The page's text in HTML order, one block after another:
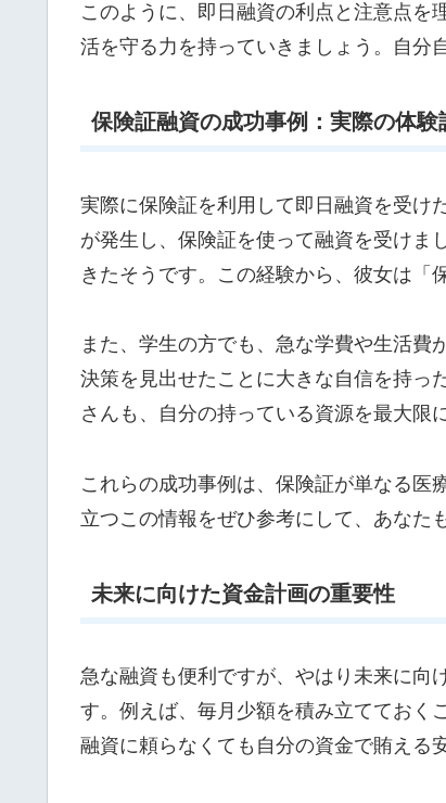
このように、即日融資の利点と注意点を
活を守る力を持っていきましょう。自分
保険証融資の成功事例：実際の体験
実際に保険証を利用して即日融資を受け
が発生し、保険証を使って融資を受けま
きたそうです。この経験から、彼女は「
また、学生の方でも、急な学費や生活
決策を見出せたことに大きな自信を持っ
さんも、自分の持っている資源を最大限
これらの成功事例は、保険証が単なる医
立つこの情報をぜひ参考にして、あなた
未来に向けた資金計画の重要性
急な融資も便利ですが、やはり未来に向
す。例えば、毎月少額を積み立てておく
融資に頼らなくても自分の資金で賄える